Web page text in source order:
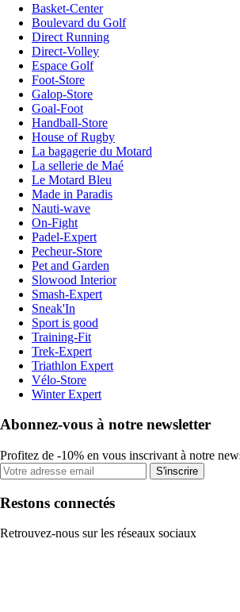
Basket-Center
Boulevard du Golf
Direct Running
Direct-Volley
Espace Golf
Foot-Store
Galop-Store
Goal-Foot
Handball-Store
House of Rugby
La bagagerie du Motard
La sellerie de Maé
Le Motard Bleu
Made in Paradis
Nauti-wave
On-Fight
Padel-Expert
Pecheur-Store
Pet and Garden
Slowood Interior
Smash-Expert
Sneak'In
Sport is good
Training-Fit
Trek-Expert
Triathlon Expert
Vélo-Store
Winter Expert
Abonnez-vous à notre newsletter
Profitez de -10% en vous inscrivant à notre
S'inscrire
Restons connectés
Retrouvez-nous sur les réseaux sociaux